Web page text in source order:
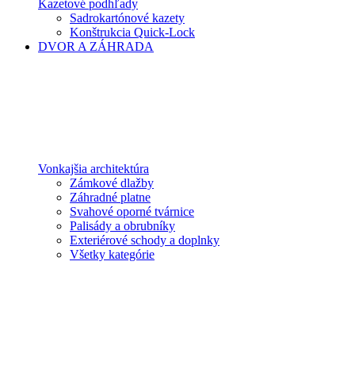
Kazetové podhľady
Sadrokartónové kazety
Konštrukcia Quick-Lock
DVOR A ZÁHRADA
Vonkajšia architektúra
Zámkové dlažby
Záhradné platne
Svahové oporné tvárnice
Palisády a obrubníky
Exteriérové schody a doplnky
Všetky kategórie